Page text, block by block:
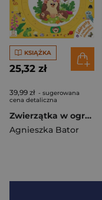
KSIĄŻKA
25,32 zł
39,99 zł - sugerowana
cena detaliczna
Zwierzątka w ogrodzie. Labirynty z ruchomymi elementami
Agnieszka Bator